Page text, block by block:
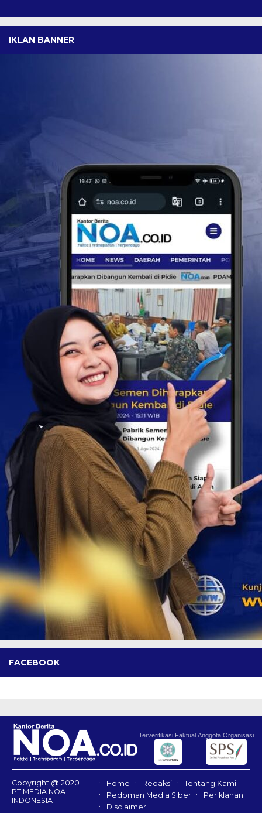
IKLAN BANNER
FACEBOOK
Terverifikasi Faktual Anggota Organisasi
Copyright @ 2020
PT MEDIA NOA
INDONESIA
Home Redaksi
Tentang Kami
Pedoman Media Siber
Periklanan
Disclaimer